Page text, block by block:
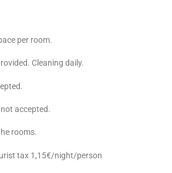
per room.
Cleaning daily.
accepted.
rooms.
tax 1,15€/night/person